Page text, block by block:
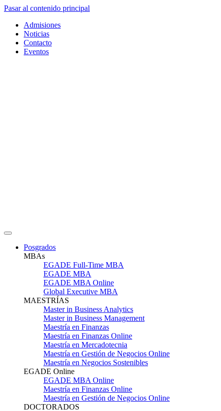
Pasar al contenido principal
Admisiones
Noticias
Contacto
Eventos
Posgrados
MBAs
EGADE Full-Time MBA
EGADE MBA
EGADE MBA Online
Global Executive MBA
MAESTRÍAS
Master in Business Analytics
Master in Business Management
Maestría en Finanzas
Maestría en Finanzas Online
Maestría en Mercadotecnia
Maestría en Gestión de Negocios Online
Maestría en Negocios Sostenibles
EGADE Online
EGADE MBA Online
Maestría en Finanzas Online
Maestría en Gestión de Negocios Online
DOCTORADOS